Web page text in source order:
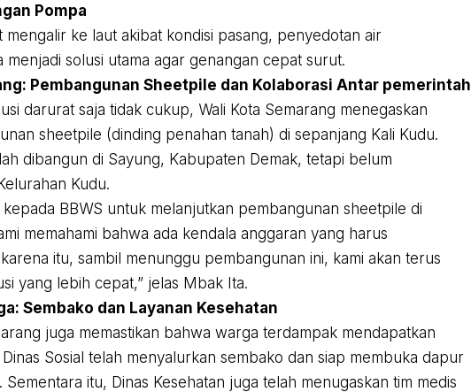
Pompa
mengalir ke laut akibat kondisi pasang, penyedotan air
menjadi solusi utama agar genangan cepat surut.
Pembangunan Sheetpile dan Kolaborasi Antar pemerintah
darurat saja tidak cukup, Wali Kota Semarang menegaskan
sheetpile (dinding penahan tanah) di sepanjang Kali Kudu.
dibangun di Sayung, Kabupaten Demak, tetapi belum
Kudu.
kepada BBWS untuk melanjutkan pembangunan sheetpile di
memahami bahwa ada kendala anggaran yang harus
itu, sambil menunggu pembangunan ini, kami akan terus
yang lebih cepat,” jelas Mbak Ita.
Sembako dan Layanan Kesehatan
juga memastikan bahwa warga terdampak mendapatkan
Sosial telah menyalurkan sembako dan siap membuka dapur
itu, Dinas Kesehatan juga telah menugaskan tim medis